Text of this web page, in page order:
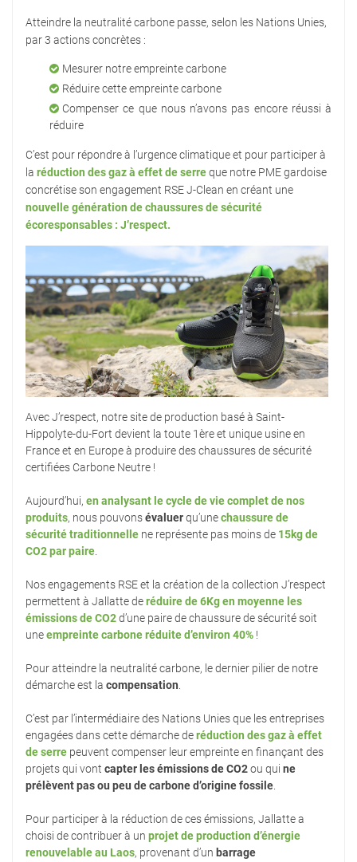
Atteindre la neutralité carbone passe, selon les Nations Unies,
par 3 actions concrètes :
Mesurer notre empreinte carbone
Réduire cette empreinte carbone
Compenser ce que nous n’avons pas encore réussi à
réduire
C’est pour répondre à l’urgence climatique et pour participer à
la réduction des gaz à effet de serreque notre PME gardoise
concrétise son engagement RSE J-Clean en créant une
nouvelle génération de chaussures de sécurité
écoresponsables : J’respect.
Avec J’respect, notre site de production basé à Saint-
Hippolyte-du-Fort devient la toute 1ère et unique usine en
France et en Europe à produire des chaussures de sécurité
certifiées Carbone Neutre !
Aujourd’hui, en analysant le cycle de vie complet de nos
produits, nous pouvonsévaluerqu’unechaussure de
sécurité traditionnelle ne représente pas moins de 15kg de
CO2 par paire
Nos engagements RSE et la création de la collection J’respect
permettent à Jallatte deréduire de 6Kg en moyenne les
émissions de CO2d’une paire de chaussure de sécurité soit
uneempreinte carbone réduite d’environ 40% !
Pour atteindre la neutralité carbone, le dernier pilier de notre
démarche est la compensation
C’est par l’intermédiaire des Nations Unies que les entreprises
engagées dans cette démarche deréduction des gaz à effet
de serre peuvent compenser leur empreinte en finançant des
projets qui vont capter les émissions de CO2ou qui ne
prélèvent pas ou peu de carbone d’origine fossile
Pour participer à la réduction de ces émissions, Jallatte a
choisi de contribuer à un projet de production d’énergie
renouvelable au Laos, provenant d’un barrage